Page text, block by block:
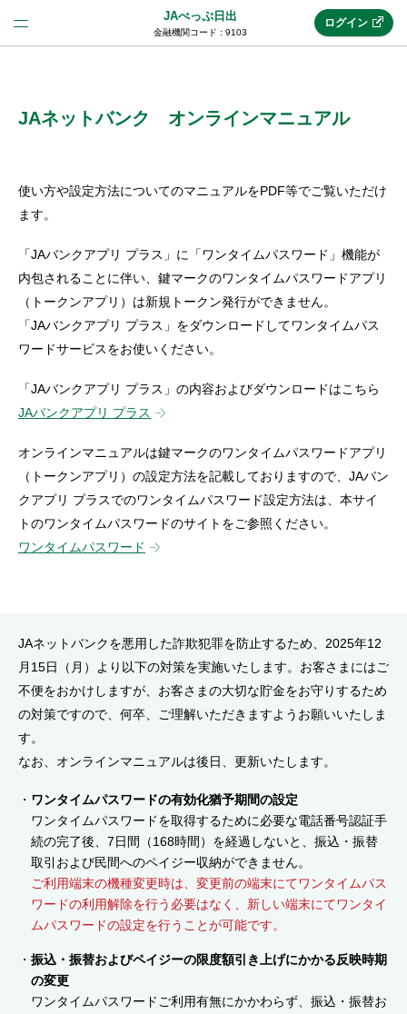
JAべっぷ日出
金融機関コード : 9103
(法人JAネットバンク)
JAネットバンクトップ
メリット
セキュリティ
使い方
ログイン
JAネットバンク オンラインマニュアル
使い方や設定方法についてのマニュアルをPDF等でご覧いただけ
ます。
「JAバンクアプリ プラス」に「ワンタイムパスワード」機能が
内包されることに伴い、鍵マークのワンタイムパスワードアプリ
（トークンアプリ）は新規トークン発行ができません。
「JAバンクアプリ プラス」をダウンロードしてワンタイムパス
ワードサービスをお使いください。
「JAバンクアプリ プラス」の内容およびダウンロードはこちら
JAバンクアプリ プラス
オンラインマニュアルは鍵マークのワンタイムパスワードアプリ
（トークンアプリ）の設定方法を記載しておりますので、JAバン
クアプリ プラスでのワンタイムパスワード設定方法は、本サイ
トのワンタイムパスワードのサイトをご参照ください。
ワンタイムパスワード
JAネットバンクを悪用した詐欺犯罪を防止するため、2025年12
月15日（月）より以下の対策を実施いたします。お客さまにはご
不便をおかけしますが、お客さまの大切な貯金をお守りするため
の対策ですので、何卒、ご理解いただきますようお願いいたしま
す。
なお、オンラインマニュアルは後日、更新いたします。
ワンタイムパスワードの有効化猶予期間の設定
ワンタイムパスワードを取得するために必要な電話番号認証手
続の完了後、7日間（168時間）を経過しないと、振込・振替
取引および民間へのペイジー収納ができません。
ご利用端末の機種変更時は、変更前の端末にてワンタイムパス
ワードの利用解除を行う必要はなく、新しい端末にてワンタイ
ムパスワードの設定を行うことが可能です。
振込・振替およびペイジーの限度額引き上げにかかる反映時期
の変更
ワンタイムパスワードご利用有無にかかわらず、振込・振替お